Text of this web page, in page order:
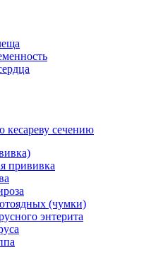
кесареву сечению
прививка
(чумки)
энтерита